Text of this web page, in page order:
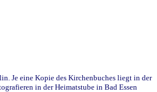
Je eine Kopie des Kirchenbuches liegt in der
in der Heimatstube in Bad Essen